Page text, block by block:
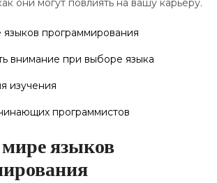
они могут повлиять на вашу карьеру.
программирования
внимание при выборе языка
изучения
программистов
языков